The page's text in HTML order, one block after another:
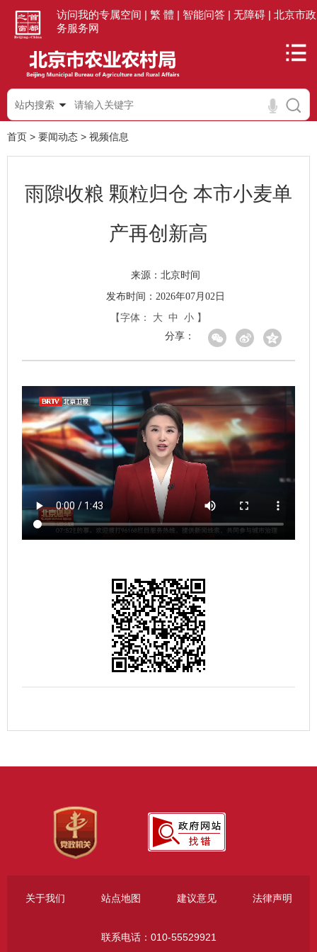
访问我的专属空间 | 繁 體 | 智能问答 | 无障碍 | 北京市政
务服务网
站内搜索
首页 > 要闻动态 > 视频信息
雨隙收粮 颗粒归仓 本市小麦单
产再创新高
来源： 北京时间
发布时间：2026年07月02日
【字体：
大 中 小 】
分享：
关于我们 站点地图 建议意见 法律声明
联系电话：010-55529921